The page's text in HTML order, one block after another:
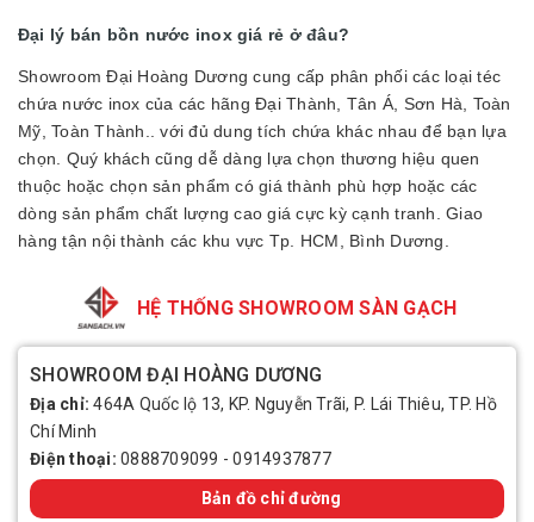
Đại lý bán bồn nước inox giá rẻ ở đâu?
Showroom Đại Hoàng Dương cung cấp phân phối các loại téc
chứa nước inox của các hãng Đại Thành, Tân Á, Sơn Hà, Toàn
Mỹ, Toàn Thành.. với đủ dung tích chứa khác nhau để bạn lựa
chọn. Quý khách cũng dễ dàng lựa chọn thương hiệu quen
thuộc hoặc chọn sản phẩm có giá thành phù hợp hoặc các
dòng sản phẩm chất lượng cao giá cực kỳ cạnh tranh. Giao
hàng tận nội thành các khu vực Tp. HCM, Bình Dương.
HỆ THỐNG SHOWROOM SÀN GẠCH
SHOWROOM ĐẠI HOÀNG DƯƠNG
Địa chỉ:464A Quốc lộ 13, KP. Nguyễn Trãi, P. Lái Thiêu, TP. Hồ
Chí Minh
Điện thoại: 0888709099 -0914937877
Bản đồ chỉ đường